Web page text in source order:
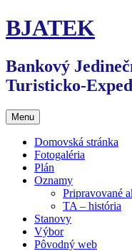
Preskočiť
na
BJATEK
Bankový
Turisticko-
Menu
Domovská stránka
Fotogaléria
Plán
Oznamy
Pripravované
TA – história
Stanovy
Výbor
Pôvodný web